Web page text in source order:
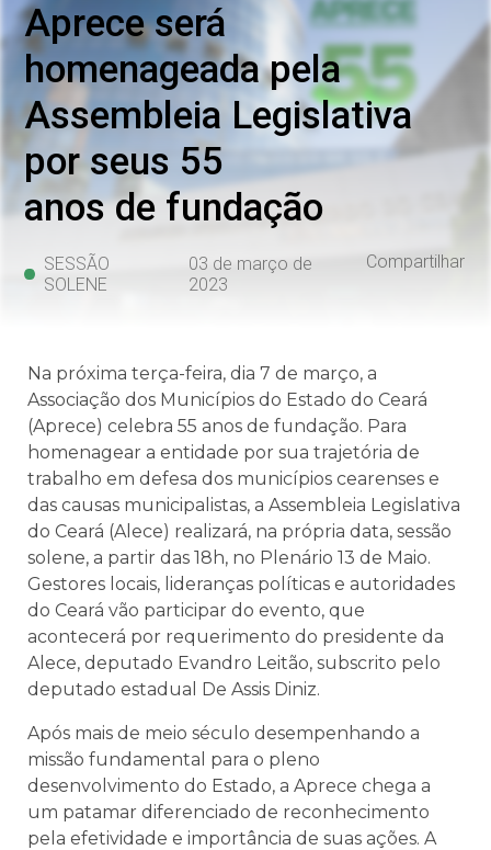
Aprece será
homenageada pela
Assembleia Legislativa
por seus 55
anos de fundação
SESSÃO
SOLENE
03 de março de
2023
Compartilhar
Na próxima terça-feira, dia 7 de março, a
Associação dos Municípios do Estado do Ceará
(Aprece) celebra 55 anos de fundação. Para
homenagear a entidade por sua trajetória de
trabalho em defesa dos municípios cearenses e
das causas municipalistas, a Assembleia Legislativa
do Ceará (Alece) realizará, na própria data, sessão
solene, a partir das 18h, no Plenário 13 de Maio.
Gestores locais, lideranças políticas e autoridades
do Ceará vão participar do evento, que
acontecerá por requerimento do presidente da
Alece, deputado Evandro Leitão, subscrito pelo
deputado estadual De Assis Diniz.
Após mais de meio século desempenhando a
missão fundamental para o pleno
desenvolvimento do Estado, a Aprece chega a
um patamar diferenciado de reconhecimento
pela efetividade e importância de suas ações. A